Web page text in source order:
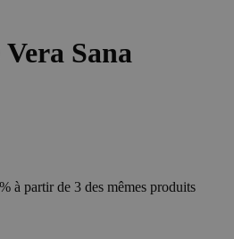
Sana
à partir de 3 des mêmes produits